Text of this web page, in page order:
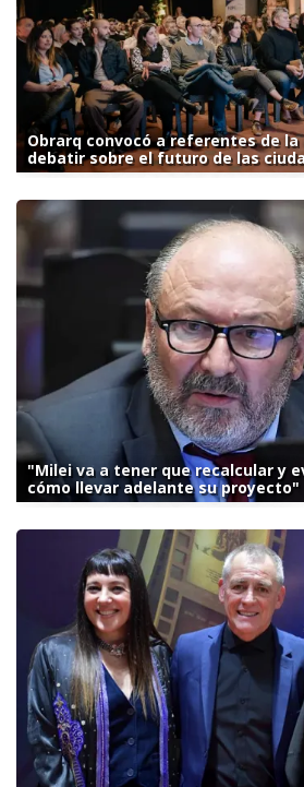
Obrarq convocó a referentes de
debatir sobre el futuro de las
"Milei va a tener que recalcular y
cómo llevar adelante su proyecto"